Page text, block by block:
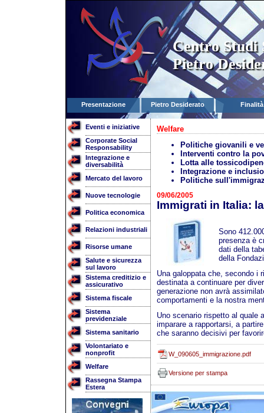
Centro Studi
Pietro
Presentazione Pietro Desiderato Finalità
Eventi e iniziative
Corporate Social
Responsability
Integrazione e
diversabilità
Mercato del lavoro
Nuove tecnologie
Politica economica
Relazioni industriali
Risorse umane
Salute e sicurezza
sul lavoro
Sistema creditizio e
assicurativo
Sistema fiscale
Sistema
previdenziale
Sistema sanitario
Volontariato e
nonprofit
Welfare
Rassegna Stampa
Estera
Welfare
Politiche giovanili e
Interventi contro la
Lotta alle
Integrazione e
Politiche
09/06/2005
Immigrati in Italia:
Sono
presenza è
dati della
della
Una galoppata che, secondo i
destinata a continuare per
generazione non avrà
comportamenti e la nostra
Uno scenario rispetto al quale
imparare a rapportarsi, a
che saranno decisivi per
W_090605_immigrazione.pdf
Versione per stampa